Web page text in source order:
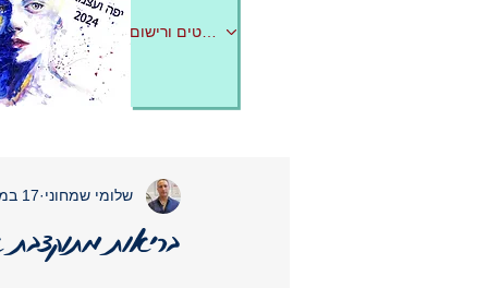
לפרטים ורישום
בריאות
שלומי שמחוני 17 במאי 2025